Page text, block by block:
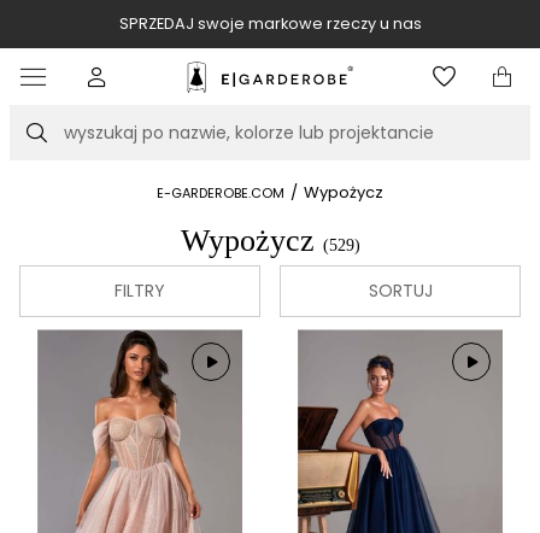
SPRZEDAJ swoje markowe rzeczy u nas
Szukaj
E-GARDEROBE.COM / Wypożycz
Wypożycz (529)
FILTRY SORTUJ